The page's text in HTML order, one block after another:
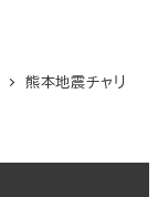
熊本地震チャリ